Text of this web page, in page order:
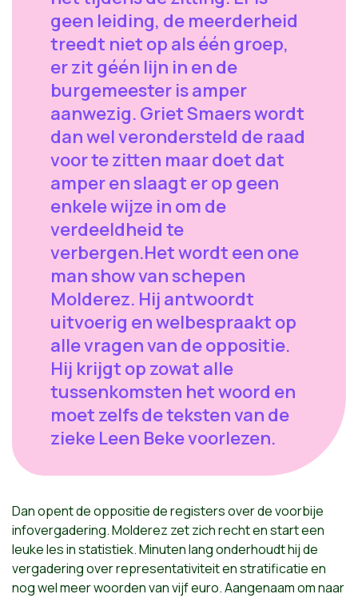
geen leiding, de meerderheid
treedt niet op als één groep,
er zit géén lijn in en de
burgemeester is amper
aanwezig. Griet Smaers wordt
dan wel verondersteld de raad
voor te zitten maar doet dat
amper en slaagt er op geen
enkele wijze in om de
verdeeldheid te
verbergen.Het wordt een one
man show van schepen
Molderez. Hij antwoordt
uitvoerig en welbespraakt op
alle vragen van de oppositie.
Hij krijgt op zowat alle
tussenkomsten het woord en
moet zelfs de teksten van de
zieke Leen Beke voorlezen.
Dan opent de oppositie de registers over de voorbije
infovergadering. Molderez zet zich recht en start een
leuke les in statistiek. Minuten lang onderhoudt hij de
vergadering over representativiteit en stratificatie en
nog wel meer woorden van vijf euro. Aangenaam om naar